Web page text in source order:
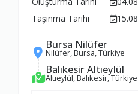
Taşınma Tarihi
Bursa Nilüfer
Nilüfer, Bursa, Türkiye
Balıkesir Altıeylül
Altıeylül, Balıkesir, Türkiye